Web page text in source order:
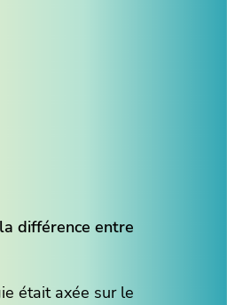
différence entre
était axée sur le